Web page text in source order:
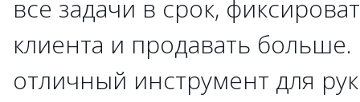
все задачи в срок,
клиента и продавать
отличный инструмент для